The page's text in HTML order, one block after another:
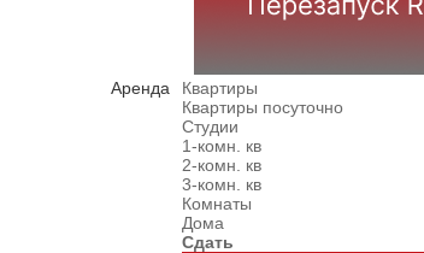
Аренда
Квартиры
Квартиры посуточно
Студии
1-комн. кв
2-комн. кв
3-комн. кв
Комнаты
Дома
Сдать